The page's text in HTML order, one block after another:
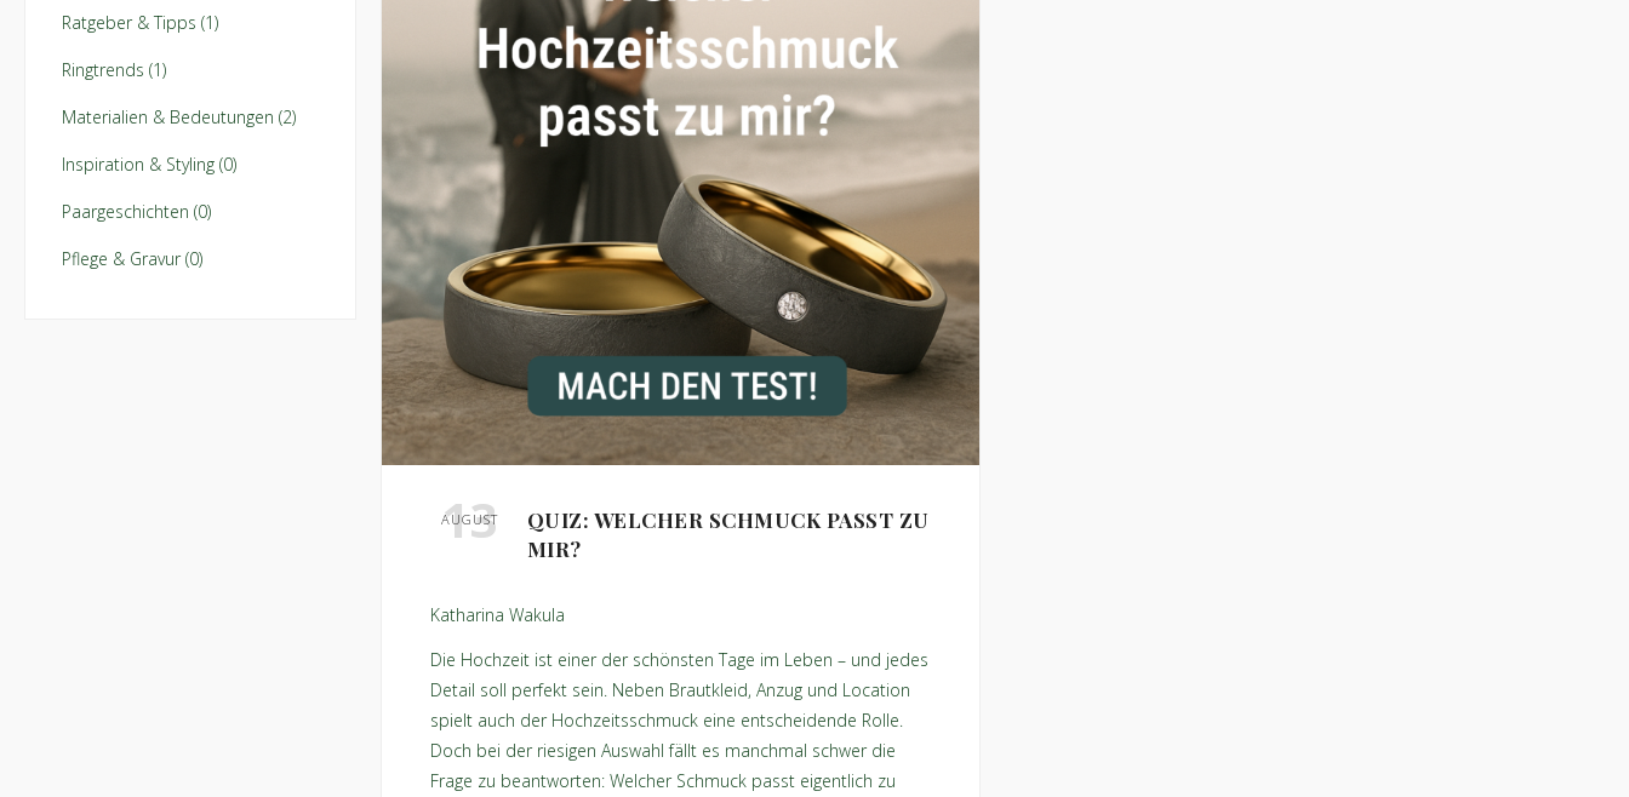
13
AUGUST
QUIZ: WELCHER SCHMUCK PASST ZU
MIR?
Katharina Wakula
Die Hochzeit ist einer der schönsten Tage im Leben – und jedes
Detail soll perfekt sein. Neben Brautkleid, Anzug und Location
spielt auch der Hochzeitsschmuck eine entscheidende Rolle.
Doch bei der riesigen Auswahl fällt es manchmal schwer die
Frage zu beantworten: Welcher Schmuck passt eigentlich zu
Ratgeber & Tipps (1)
Ringtrends (1)
Materialien & Bedeutungen (2)
Inspiration & Styling (0)
Paargeschichten (0)
Pflege & Gravur (0)